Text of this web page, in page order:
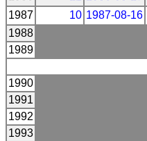
1987
10 1987-08-16
1988
1989
1990
1991
1992
1993